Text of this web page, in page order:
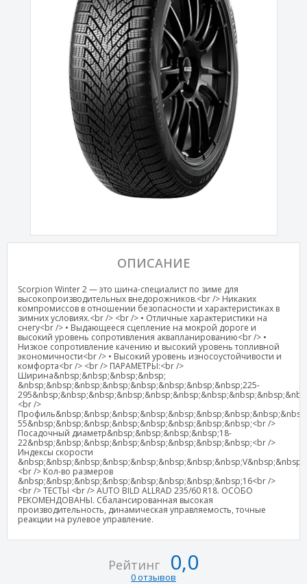
ОПИСАНИЕ
Scorpion Winter 2 — это шина-специалист по зиме для
высокопроизводительных внедорожников.<br /> Никаких
компромиссов в отношении безопасности и характеристиках в
зимних условиях.<br /> <br /> • Отличные характеристики на
снегу<br /> • Выдающееся сцепление на мокрой дороге и
высокий уровень сопротивления аквапланированию<br /> •
Низкое сопротивление качению и высокий уровень топливной
экономичности<br /> • Высокий уровень износоустойчивости и
комфорта<br /> <br /> ПАРАМЕТРЫ:<br />
Ширина&nbsp;&nbsp;&nbsp;&nbsp;
&nbsp;&nbsp;&nbsp;&nbsp;&nbsp;&nbsp;&nbsp;&nbsp;225-
<br />
55&nbsp;&nbsp;&nbsp;&nbsp;&nbsp;&nbsp;&nbsp;&nbsp;<br />
Посадочный диаметр&nbsp;&nbsp;&nbsp;&nbsp;18-
22&nbsp;&nbsp;&nbsp;&nbsp;&nbsp;&nbsp;&nbsp;&nbsp;<br />
Индексы скорости
<br /> Кол-во размеров
&nbsp;&nbsp;&nbsp;&nbsp;&nbsp;&nbsp;&nbsp;&nbsp;16<br />
<br /> ТЕСТЫ <br /> AUTO BILD ALLRAD 235/60 R18. ОСОБО
РЕКОМЕНДОВАНЫ. Сбалансированная высокая
производительность, динамическая управляемость, точные
реакции на рулевое управление.
Рейтинг 0,0
0 отзывов